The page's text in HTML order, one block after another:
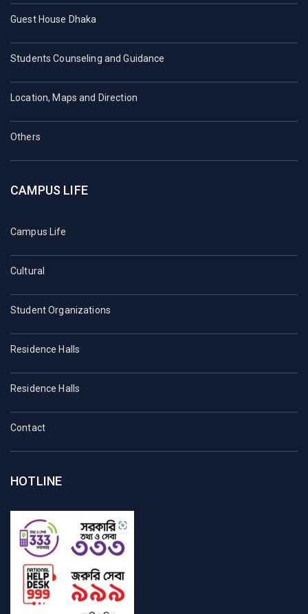
Guest House Dhaka
Students Counseling and Guidance
Location, Maps and Direction
Others
CAMPUS LIFE
Campus Life
Cultural
Student Organizations
Residence Halls
Residence Halls
Contact
HOTLINE